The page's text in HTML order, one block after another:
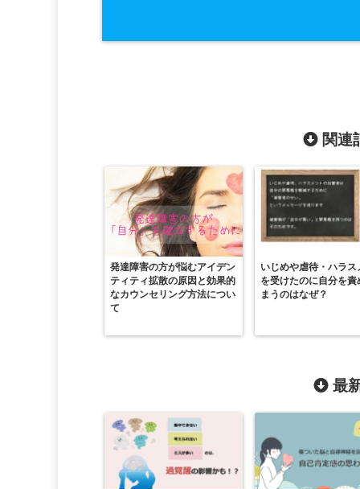
関連
発達障害の方が悩むアイデン
ティティ拡散の原因と効果的
なカウンセリング方法につい
て
いじめや虐待・ハラス
を受けたのに自分を責
まうのはなぜ？
最